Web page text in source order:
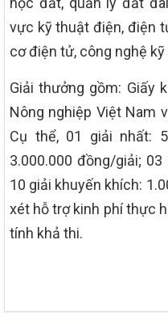
vực kỹ thuật điện, điện
cơ điện tử, công nghệ
Giải thưởng gồm: Giấy
Nông nghiệp Việt Nam
Cụ thể, 01 giải nhất:
3.000.000 đồng/giải;
10 giải khuyến khích:
xét hỗ trợ kinh phí thực
tính khả thi.